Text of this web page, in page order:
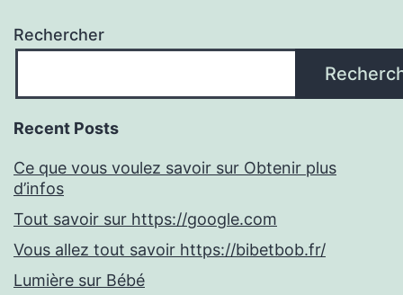
Rechercher
Recent Posts
Ce que vous voulez savoir sur Obtenir plus
d’infos
Tout savoir sur https://google.com
Vous allez tout savoir https://bibetbob.fr/
Lumière sur Bébé